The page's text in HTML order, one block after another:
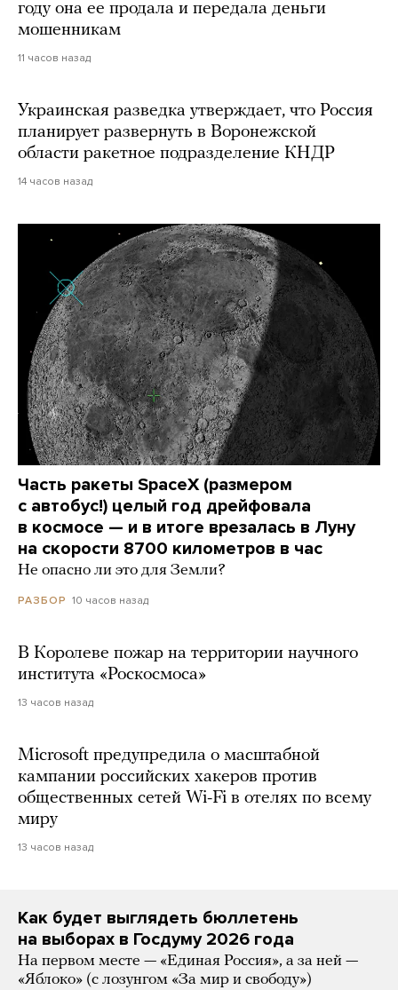
году она ее продала и передала деньги
мошенникам
11 часов назад
Украинская разведка утверждает, что Россия
планирует развернуть в Воронежской
области ракетное подразделение КНДР
14 часов назад
Часть ракеты SpaceX (размером
с автобус!) целый год дрейфовала
в космосе — и в итоге врезалась в Луну
на скорости 8700 километров в час
Не опасно ли это для Земли?
РАЗБОР 10 часов назад
В Королеве пожар на территории научного
института «Роскосмоса»
13 часов назад
Microsoft предупредила о масштабной
кампании российских хакеров против
общественных сетей Wi-Fi в отелях по всему
миру
13 часов назад
Как будет выглядеть бюллетень
на выборах в Госдуму 2026 года
На первом месте — «Единая Россия», а за ней —
«Яблоко» (с лозунгом «За мир и свободу»)